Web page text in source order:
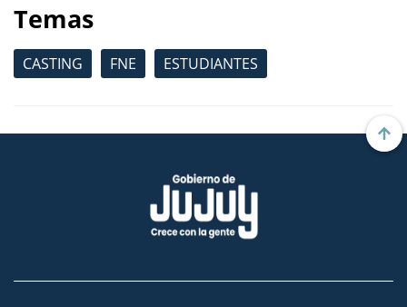
Temas
CASTING FNE ESTUDIANTES